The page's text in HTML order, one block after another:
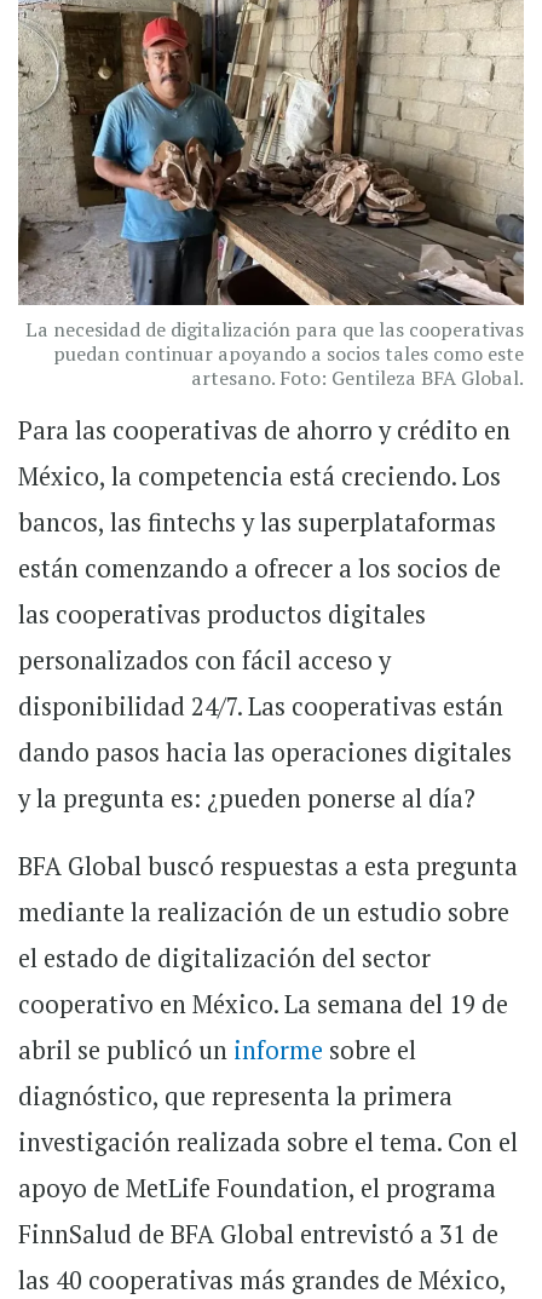
La necesidad de digitalización para que las cooperativas
puedan continuar apoyando a socios tales como este
artesano. Foto: Gentileza BFA Global.
Para las cooperativas de ahorro y crédito en
México, la competencia está creciendo. Los
bancos, las fintechs y las superplataformas
están comenzando a ofrecer a los socios de
las cooperativas productos digitales
personalizados con fácil acceso y
disponibilidad 24/7. Las cooperativas están
dando pasos hacia las operaciones digitales
y la pregunta es: ¿pueden ponerse al día?
BFA Global buscó respuestas a esta pregunta
mediante la realización de un estudio sobre
el estado de digitalización del sector
cooperativo en México. La semana del 19 de
abril se publicó un informe sobre el
diagnóstico, que representa la primera
investigación realizada sobre el tema. Con el
apoyo de MetLife Foundation, el programa
FinnSalud de BFA Global entrevistó a 31 de
las 40 cooperativas más grandes de México,